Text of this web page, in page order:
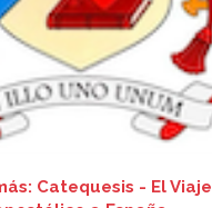
Catequesis - El Viaje